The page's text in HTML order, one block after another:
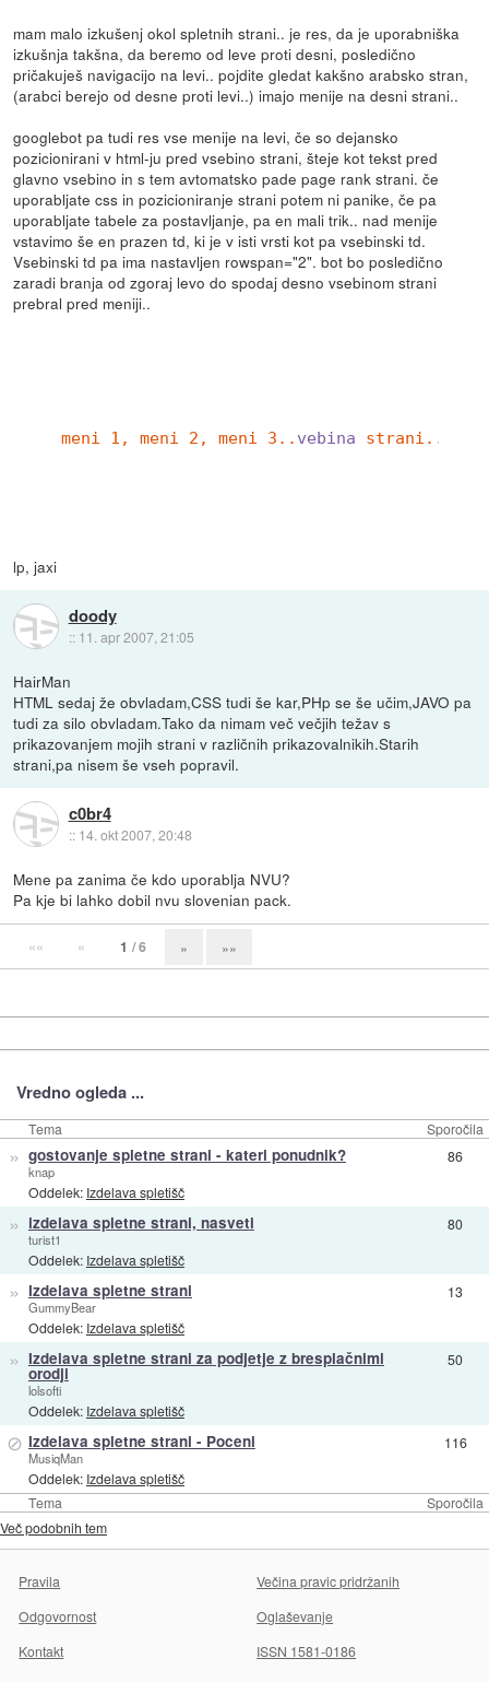
mam malo izkušenj okol spletnih strani.. je res, da je uporabniška
izkušnja takšna, da beremo od leve proti desni, posledično
pričakuješ navigacijo na levi.. pojdite gledat kakšno arabsko stran,
(arabci berejo od desne proti levi..) imajo menije na desni strani..
googlebot pa tudi res vse menije na levi, če so dejansko
pozicionirani v html-ju pred vsebino strani, šteje kot tekst pred
glavno vsebino in s tem avtomatsko pade page rank strani. če
uporabljate css in pozicioniranje strani potem ni panike, če pa
uporabljate tabele za postavljanje, pa en mali trik.. nad menije
vstavimo še en prazen td, ki je v isti vrsti kot pa vsebinski td.
Vsebinski td pa ima nastavljen rowspan="2". bot bo posledično
zaradi branja od zgoraj levo do spodaj desno vsebinom strani
prebral pred meniji..
vebina strani....
meni 1, meni 2, meni 3..
lp, jaxi
doody
:: 11. apr 2007, 21:05
HairMan
HTML sedaj že obvladam,CSS tudi še kar,PHp se še učim,JAVO pa
tudi za silo obvladam.Tako da nimam več večjih težav s
prikazovanjem mojih strani v različnih prikazovalnikih.Starih
strani,pa nisem še vseh popravil.
c0br4
:: 14. okt 2007, 20:48
Mene pa zanima če kdo uporablja NVU?
Pa kje bi lahko dobil nvu slovenian pack.
«« « 1 / 6 » »»
Vredno ogleda ...
Tema Sporočila
Tema Sporočila
» gostovanje spletne strani - kateri ponudnik?
knap
Oddelek: Izdelava spletišč
86
» izdelava spletne strani, nasveti
turist1
Oddelek: Izdelava spletišč
80
» Izdelava spletne strani
GummyBear
Oddelek: Izdelava spletišč
13
» Izdelava spletne strani za podjetje z bresplačnimi
orodji
lolsofti
Oddelek: Izdelava spletišč
50
⊘ Izdelava spletne strani - Poceni
MusiqMan
Oddelek: Izdelava spletišč
116
Več podobnih tem
Pravila
Večina pravic pridržanih
Odgovornost
Oglaševanje
Kontakt
ISSN 1581-0186